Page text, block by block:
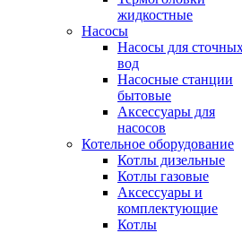
жидкостные
Насосы
Насосы для
вод
Насосные станции
бытовые
Аксессуары для
насосов
Котельное оборудование
Котлы дизельные
Котлы газовые
Аксессуары и
комплектующие
Котлы